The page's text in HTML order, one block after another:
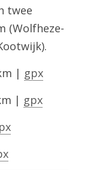
twee
(Wolfheze-
| gpx
| gpx